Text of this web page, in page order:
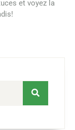
et voyez la